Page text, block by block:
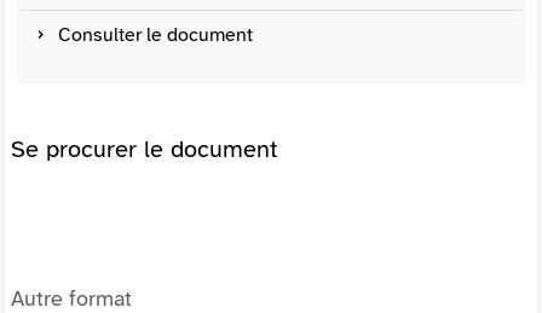
Consulter le document
Se procurer le document
Autre format